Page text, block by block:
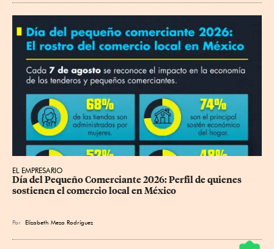
EL EMPRESARIO
Día del Pequeño Comerciante 2026: Perfil de quienes
sostienen el comercio local en México
Por Elizabeth Meza Rodríguez